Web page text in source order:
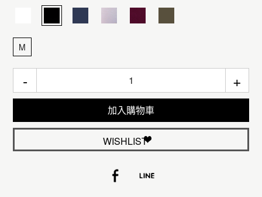
M
- +
加入購物車
WISHLIST